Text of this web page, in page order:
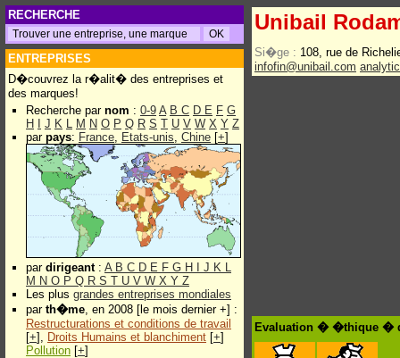
RECHERCHE
ENTREPRISES
D�couvrez la r�alit� des entreprises et
des marques!
Recherche par nom : 0-9 A B C D E F G
H
J K L M N O P Q R S T U V W X Y Z
par pays: France, Etats-unis, Chine [+]
par dirigeant: A B C D E F G H J K L
M N O P Q R S T U V W X Y Z
Les plus grandes entreprises mondiales
par th�me, en 2008 [le mois dernier +] :
Restructurations et conditions de travail
[+], Droits Humains et blanchiment [+]
Pollution [+]
Unibail
Si�ge : 108, rue de
infofin@unibail.com
Evaluation � �thique �